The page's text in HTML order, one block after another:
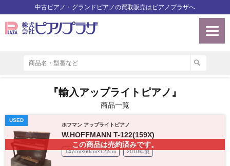
中古ピアノ・グランドピアノの買取販売はピアノプラザへ
『輸入アップライトピアノ』
商品一覧
この商品は売約済みです。
USED
ホフマン アップライトピアノ
W.HOFFMANN T-122(159X)
147cm×60cm×122cm 2010年製